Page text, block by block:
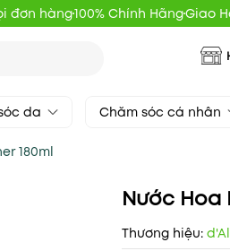
đơn hàng100% Chính HãngGiao
da Chăm sóc cá nhân
180ml
Nước Hoa
Thương hiệu: